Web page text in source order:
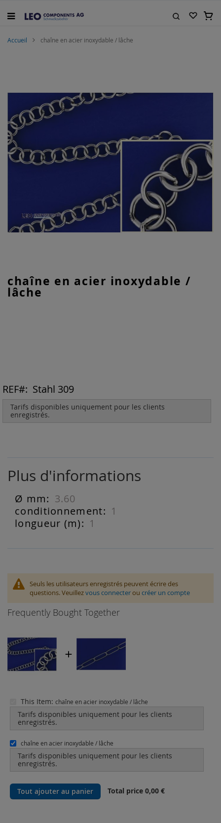
au
Mon
Accueil chaîne en acier inoxydable / lâche
chaîne en acier inoxydable /
lâche
Tarifs disponibles uniquement pour les clients
enregistrés.
REF Stahl 309
end
the
images
gallery
to
the
beginning
Plus d'informations
Plus
d'informations
3.60
1
1
Seuls les utilisateurs enregistrés peuvent écrire des
questions. Veuillezvous connecterou créer un compte
Frequently Bought Together
This Item: chaîne en acier inoxydable / lâche
Tarifs disponibles uniquement pour les clients
enregistrés.
chaîne en acier inoxydable / lâche
Tarifs disponibles uniquement pour les clients
enregistrés.
Tout ajouter au panier Total price 0,00 €